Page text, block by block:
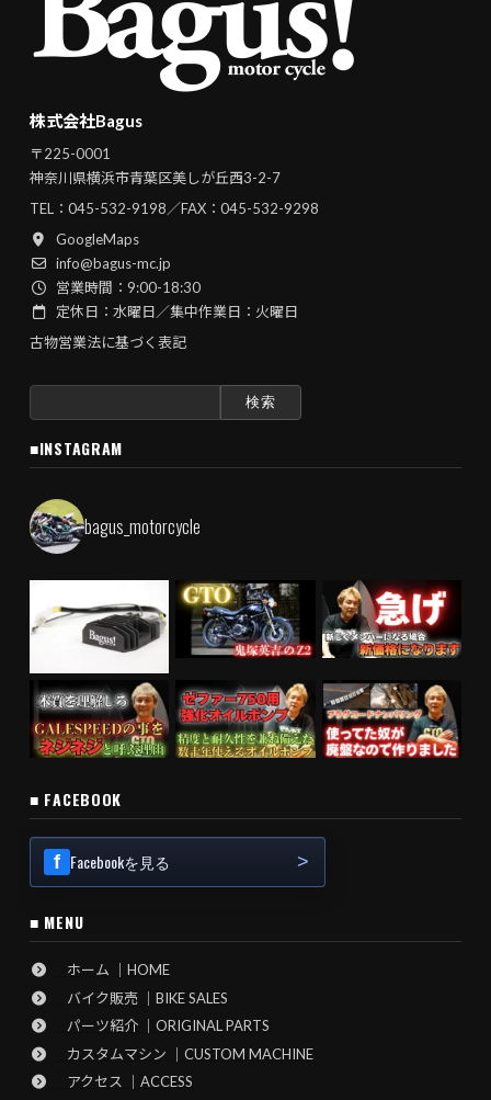
株式会社Bagus
〒225-0001
神奈川県横浜市青葉区美しが丘西3-2-7
TEL： 045-532-9198／FAX：045-532-9298
GoogleMaps
info@bagus-mc.jp
営業時間：9:00-18:30
定休日：水曜日／集中作業日：火曜日
古物営業法に基づく表記
検
■INSTAGRAM
bagus_motorcycle
■ FACEBOOK
Facebookを見る
■ MENU
ホーム ｜HOME
バイク販売 ｜BIKE SALES
パーツ紹介 ｜ORIGINAL PARTS
カスタムマシン ｜CUSTOM MACHINE
アクセス ｜ACCESS